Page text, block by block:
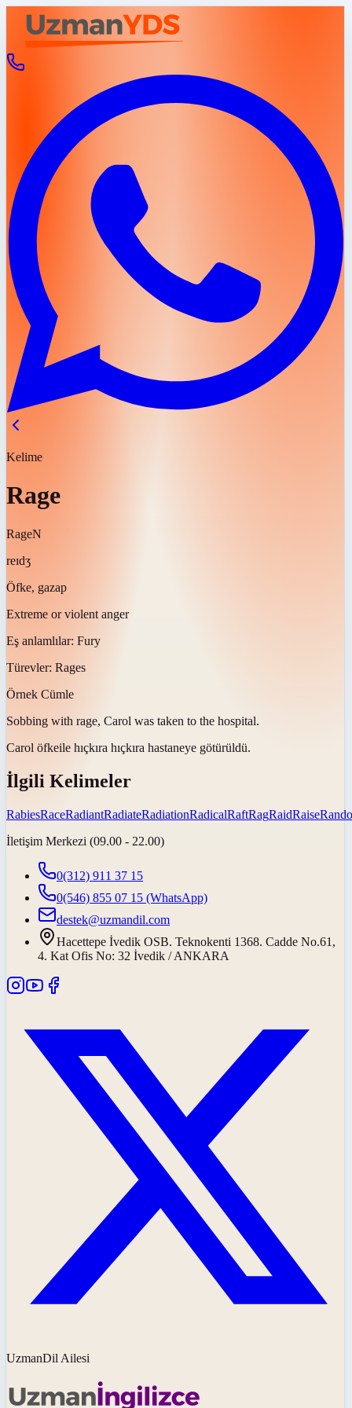
Kelime
Rage
RageN
reɪdʒ
Öfke, gazap
Extreme or violent anger
Eş anlamlılar: Fury
Türevler: Rages
Örnek Cümle
Sobbing with rage, Carol was taken to the hospital.
Carol öfkeile hıçkıra hıçkıra hastaneye götürüldü.
İlgili Kelimeler
RabiesRaceRadiantRadiateRadiationRadicalRaftRagRaidRaise
İletişim Merkezi (09.00 - 22.00)
0(312) 911 37 15
0(546) 855 07 15 (WhatsApp)
destek@uzmandil.com
Hacettepe İvedik OSB. Teknokenti 1368. Cadde No.61,
4. Kat Ofis No: 32 İvedik / ANKARA
UzmanDil Ailesi